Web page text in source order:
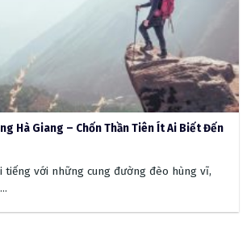
Hà Giang – Chốn Thần Tiên Ít Ai Biết Đến
tiếng với những cung đường đèo hùng vĩ,